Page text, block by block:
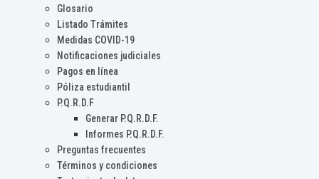
Glosario
Listado Trámites
Medidas COVID-19
Notificaciones judiciales
Pagos en línea
Póliza estudiantil
P.Q.R.D.F
Generar P.Q.R.D.F.
Informes P.Q.R.D.F.
Preguntas frecuentes
Términos y condiciones